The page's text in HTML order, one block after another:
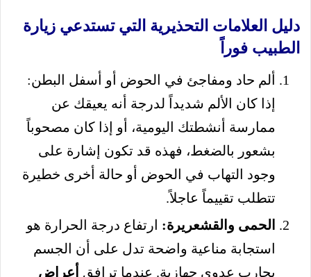
دليل العلامات التحذيرية التي تستدعي زيارة
الطبيب فوراً
ألم حاد ومفاجئ في الحوض أو أسفل البطن:
إذا كان الألم شديداً لدرجة أنه يعيقك عن
ممارسة أنشطتك اليومية، أو إذا كان مصحوباً
بشعور بالضغط، فهذه قد تكون إشارة على
وجود التهاب في الحوض أو حالة أخرى خطيرة
تتطلب تقييماً عاجلاً.
الحمى والقشعريرة: ارتفاع درجة الحرارة هو
استجابة مناعية واضحة تدل على أن الجسم
يحارب عدوى جهازية. عندما ترافق أعراض